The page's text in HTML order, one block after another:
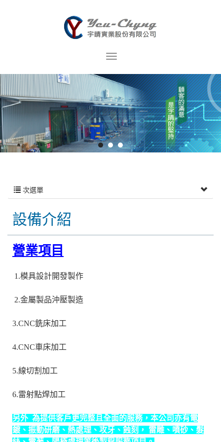
次選單
設備介紹
營業項目
1.模具設計開發製作
2.金屬製品沖壓製造
3.CNC銑床加工
4.CNC車床加工
5.線切割加工
6.雷射點焊加工
另外 為提供客戶更完整且全面的服務，本公司亦有電
鍍、振動研磨、熱處理、攻牙、蝕刻， 雷雕、噴砂、髮